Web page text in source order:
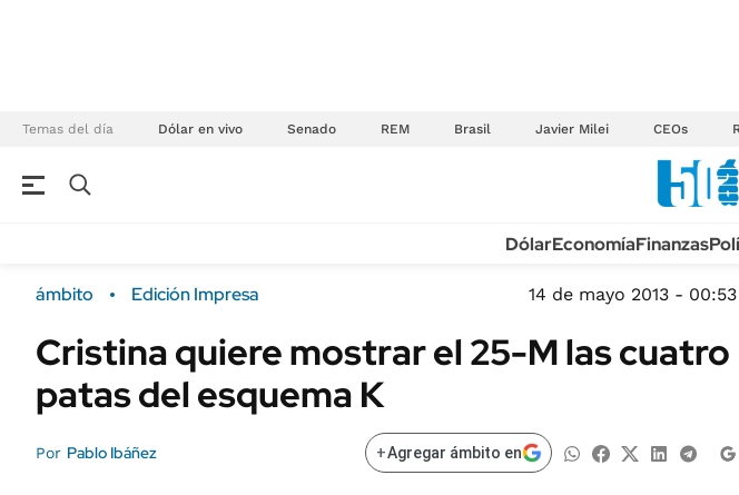
Temas del día Dólar en vivo Senado REM Brasil Javier Milei CEOs
Campo
FINANZAS
Sustentabilidad
POLÍTICA
TECNOLOGÍA
MÉXICO
MUNDO
DólarEconomíaFinanzas
ámbito Edición Impresa 14 de mayo 2013 - 00:53
Cristina quiere mostrar el 25-M las cuatro
patas del esquema K
Por Pablo Ibáñez +Agregar ámbito en